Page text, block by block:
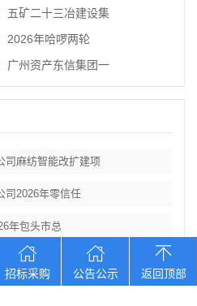
五矿二十三冶建设集
2026年哈啰两轮
广州资产东信集团一
司麻纺智能改扩建项
司2026年零信任
年包头市总
汉语桥”
招标采购 公告公示 返回顶部